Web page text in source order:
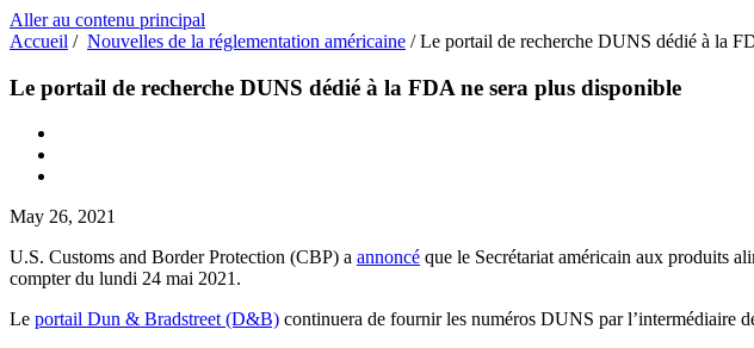
Aller au contenu principal
Accueil / Nouvelles de la réglementation américaine /Le portail de recherche DUNS dédié à la
Le portail de recherche DUNS dédié à la FDA ne sera plus disponible
May 26, 2021
U.S. Customs and Border Protection (CBP) a annoncé que le Secrétariat américain aux produits
compter du lundi 24 mai 2021.
Le portail Dun & Bradstreet (D&B) continuera de fournir les numéros DUNS par l’intermédiaire